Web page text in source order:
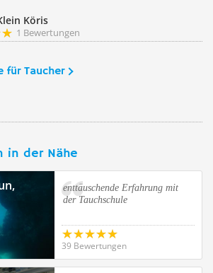
Köris
1 Bewertungen
für Taucher
in der Nähe
enttäuschende Erfahrung mit
der Tauchschule
39 Bewertungen